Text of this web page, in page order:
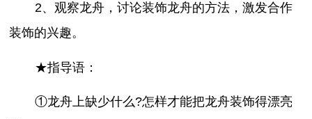
2、观察龙舟，讨论装饰龙舟的方法，激发合作
装饰的兴趣。
★指导语：
①龙舟上缺少什么?怎样才能把龙舟装饰得漂亮